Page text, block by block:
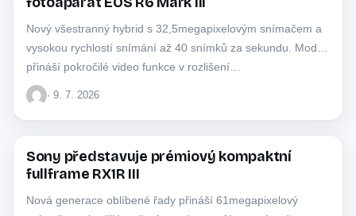
Nový všestranný hybrid s 32,5megapixelovým snímačem a
vysokou rychlostí snímání až 40 snímků za sekundu. Model
přináší pokročilé video funkce v rozlišení…
· 9. 7. 2026
SONY
Sony představuje prémiový kompaktní
fullframe RX1R III
Nová generace oblíbené řady přináší 61megapixelový